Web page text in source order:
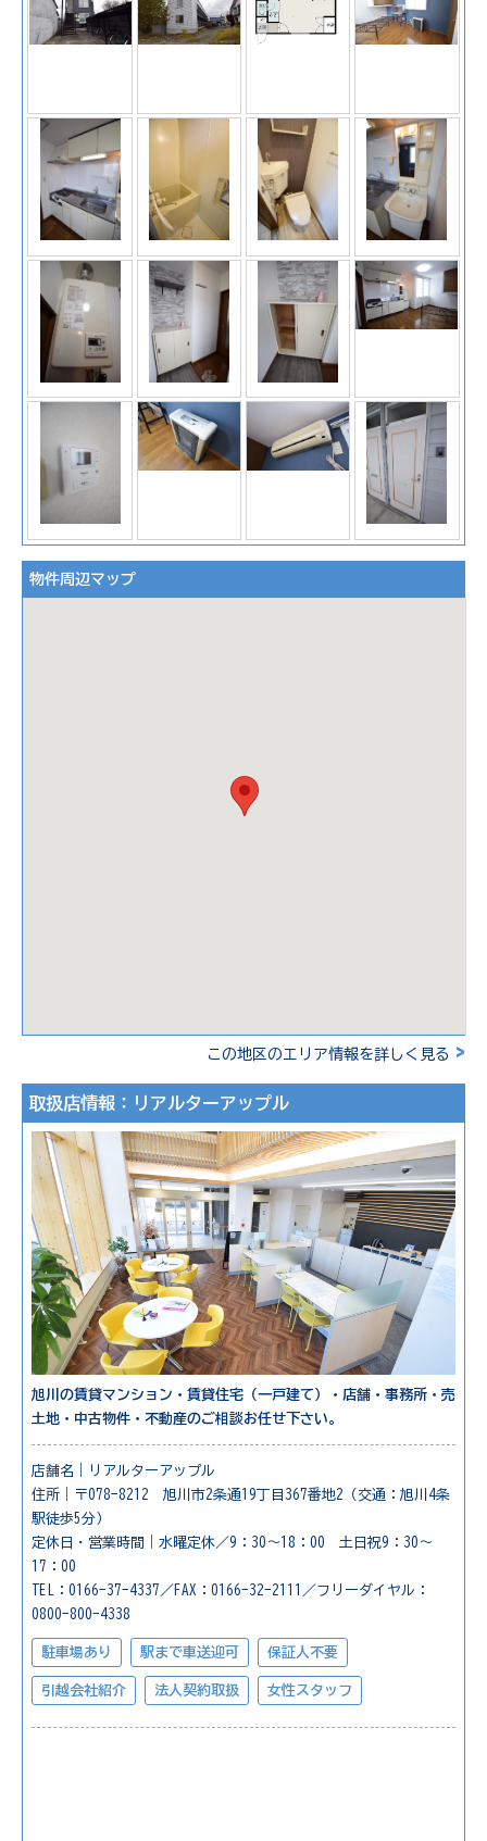
物件周辺マップ
この地区のエリア情報を詳しく見る >
取扱店情報：リアルターアップル
旭川の賃貸マンション・賃貸住宅（一戸建て）・店舗・事務所・売
土地・中古物件・不動産のご相談お任せ下さい。
店舗名｜リアルターアップル
住所｜〒078-8212 旭川市2条通19丁目367番地2（交通：旭川4条
駅徒歩5分）
定休日・営業時間｜水曜定休／9：30～18：00 土日祝9：30～
17：00
TEL：0166-37-4337／FAX：0166-32-2111／フリーダイヤル：
0800-800-4338
駐車場あり 駅まで車送迎可 保証人不要
引越会社紹介 法人契約取扱 女性スタッフ